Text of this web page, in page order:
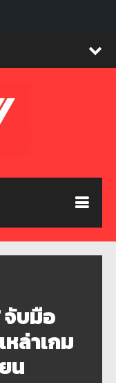
จับมือ
หล่าเกม
น